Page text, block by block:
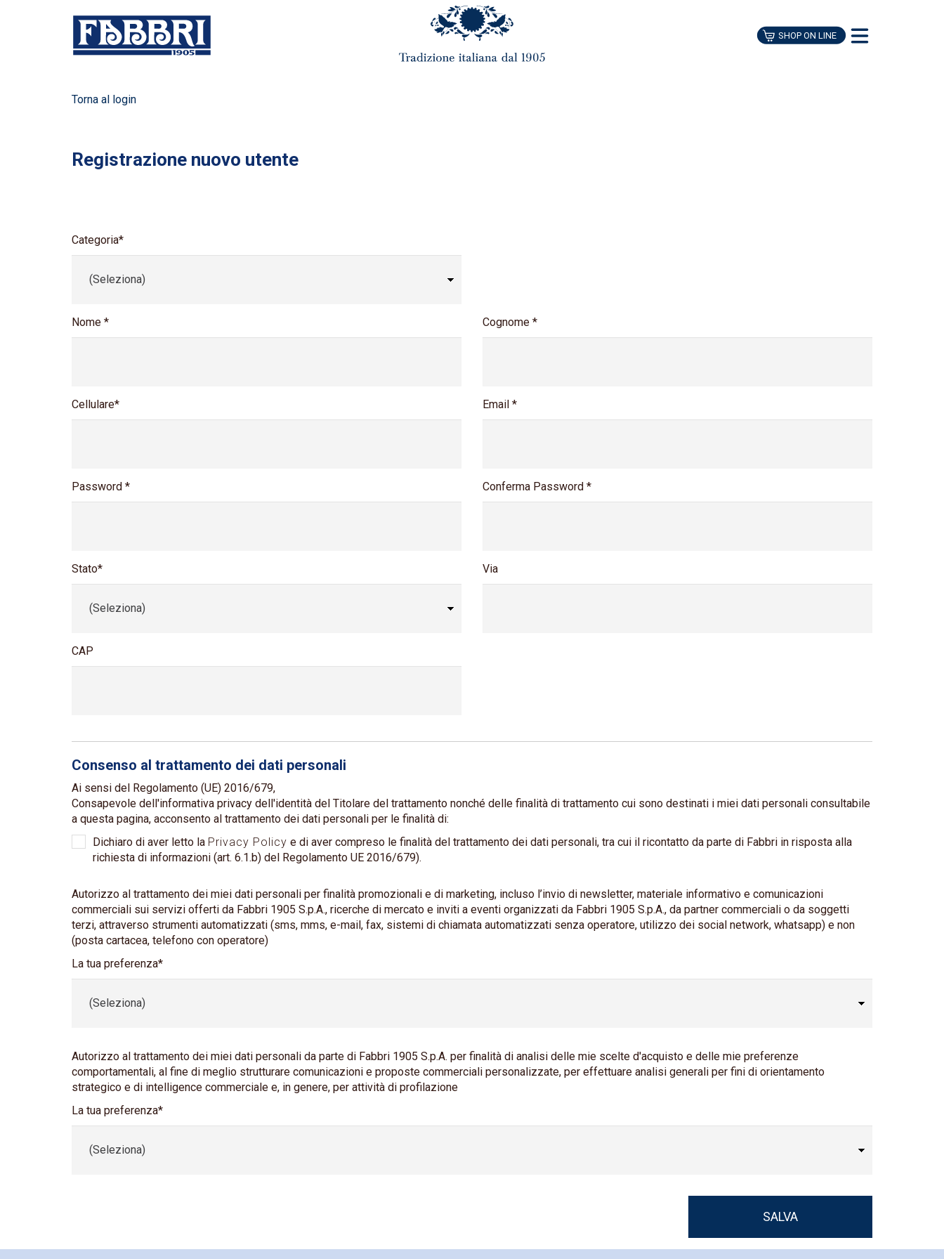
Torna al login
Registrazione nuovo utente
Categoria*
Nome * Cognome *
Cellulare* Email *
Password * Conferma Password *
Stato* Via
CAP
Consenso al trattamento dei dati personali
Ai sensi del Regolamento (UE) 2016/679,
Consapevole dell'informativa privacy dell'identità del Titolare del trattamento nonché delle finalità di trattamento cui sono destinati i miei dati personali consultabile
a questa pagina, acconsento al trattamento dei dati personali per le finalità di:
Dichiaro di aver letto la Privacy Policy e di aver compreso le finalità del trattamento dei dati personali, tra cui il ricontatto da parte di Fabbri in risposta alla
richiesta di informazioni (art. 6.1.b) del Regolamento UE 2016/679).
Autorizzo al trattamento dei miei dati personali per finalità promozionali e di marketing, incluso l’invio di newsletter, materiale informativo e comunicazioni
commerciali sui servizi offerti da Fabbri 1905 S.p.A., ricerche di mercato e inviti a eventi organizzati da Fabbri 1905 S.p.A., da partner commerciali o da soggetti
terzi, attraverso strumenti automatizzati (sms, mms, e-mail, fax, sistemi di chiamata automatizzati senza operatore, utilizzo dei social network, whatsapp) e non
(posta cartacea, telefono con operatore)
La tua preferenza*
Autorizzo al trattamento dei miei dati personali da parte di Fabbri 1905 S.p.A. per finalità di analisi delle mie scelte d'acquisto e delle mie preferenze
comportamentali, al fine di meglio strutturare comunicazioni e proposte commerciali personalizzate, per effettuare analisi generali per fini di orientamento
strategico e di intelligence commerciale e, in genere, per attività di profilazione
La tua preferenza*
SALVA